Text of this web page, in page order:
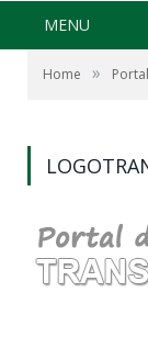
MENU
Home »